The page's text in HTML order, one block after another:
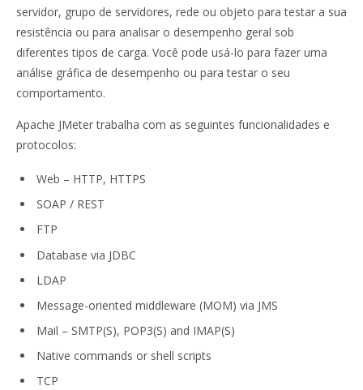
servidor, grupo de servidores, rede ou objeto para testar a sua
resistência ou para analisar o desempenho geral sob
diferentes tipos de carga. Você pode usá-lo para fazer uma
análise gráfica de desempenho ou para testar o seu
comportamento.
Apache JMeter trabalha com as seguintes funcionalidades e
protocolos:
Web – HTTP, HTTPS
SOAP / REST
FTP
Database via JDBC
LDAP
Message-oriented middleware (MOM) via JMS
Mail – SMTP(S), POP3(S) and IMAP(S)
Native commands or shell scripts
TCP